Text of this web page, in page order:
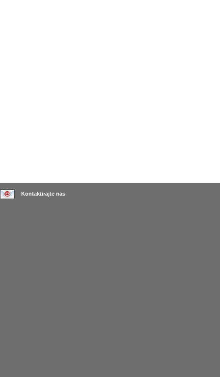
Kontaktirajte nas